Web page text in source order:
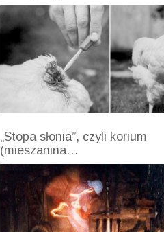
„Stopa słonia”, czyli korium
(mieszanina…